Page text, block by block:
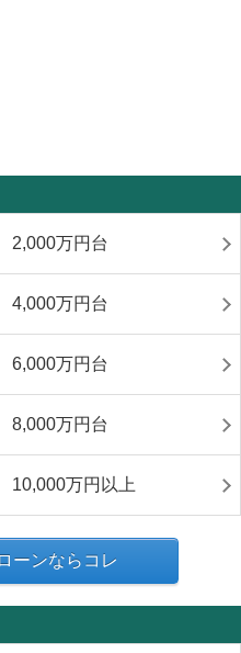
2,000万円台
4,000万円台
6,000万円台
8,000万円台
10,000万円以上
ーンならコレ